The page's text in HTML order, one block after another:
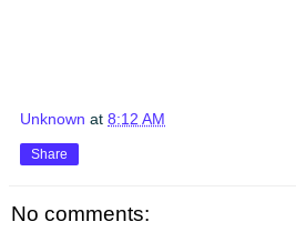
Unknown at 8:12 AM
Share
No comments: